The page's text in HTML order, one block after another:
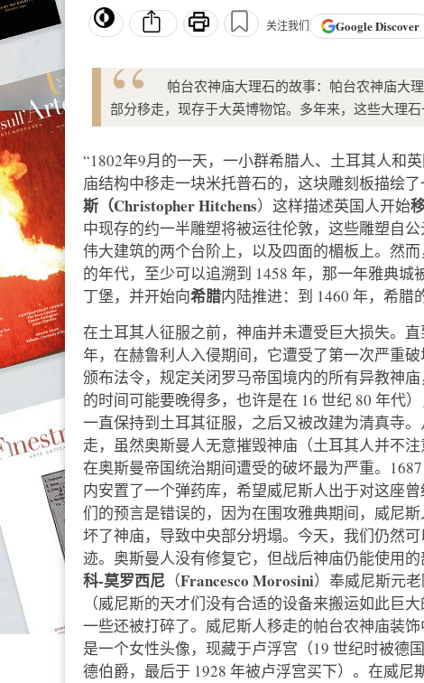
关注我们 GoogleDiscover
帕台农神庙大理石的故事：帕台农神庙大
部分移走，现存于大英博物馆。多年来，这些大理
“1802年9月的一天，一小群希腊人、土耳其人和
庙结构中移走一块米托普石的，这块雕刻板描绘
斯（Christopher Hitchens）这样描述英国人开始
中现存的约一半雕塑将被运往伦敦，这些雕塑自
伟大建筑的两个台阶上，以及四面的楣板上。然
的年代，至少可以追溯到 1458 年，那一年雅典
丁堡，并开始向希腊内陆推进：到 1460 年，希腊
在土耳其人征服之前，神庙并未遭受巨大损失。
年，在赫鲁利人入侵期间，它遭受了第一次严重
颁布法令，规定关闭罗马帝国境内的所有异教神
的时间可能要晚得多，也许是在 16 世纪 80 年代
一直保持到土耳其征服，之后又被改建为清真寺
走，虽然奥斯曼人无意摧毁神庙（土耳其人并不
在奥斯曼帝国统治期间遭受的破坏最为严重。
内安置了一个弹药库，希望威尼斯人出于对这座
们的预言是错误的，因为在围攻雅典期间，威尼
坏了神庙，导致中央部分坍塌。今天，我们仍然
迹。奥斯曼人没有修复它，但战后神庙仍能使用
科-莫罗西尼 （Francesco Morosini）奉威尼斯元
（威尼斯的天才们没有合适的设备来搬运如此巨
一些还被打碎了。威尼斯人移走的帕台农神庙装
是一个女性头像，现藏于卢浮宫（19 世纪时被德
德伯爵，最后于 1928 年被卢浮宫买下）。在威